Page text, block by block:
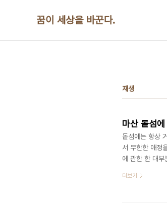
꿈이 세상을 바꾼다.
재생
마산 돝섬
돝섬에는 항상
서 무한한 애정
에 관한 한 대부
없는 것과 같
끗하게 철거하
더보기